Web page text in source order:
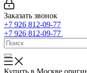
Заказать звонок
+7 926 812-09-77
+7 926 812-09-77
Купить в Москве